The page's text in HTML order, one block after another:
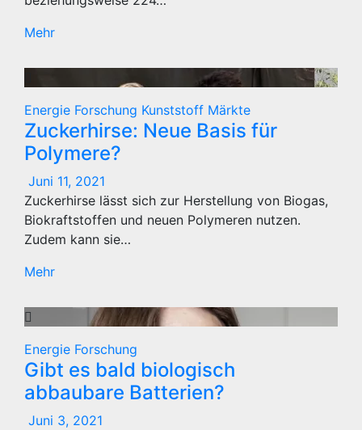
Mehr
Energie Forschung Kunststoff Märkte
Zuckerhirse: Neue Basis für
Polymere?
Juni 11, 2021
Zuckerhirse lässt sich zur Herstellung von Biogas,
Biokraftstoffen und neuen Polymeren nutzen.
Zudem kann sie…
Mehr
Energie Forschung
Gibt es bald biologisch
abbaubare Batterien?
Juni 3, 2021